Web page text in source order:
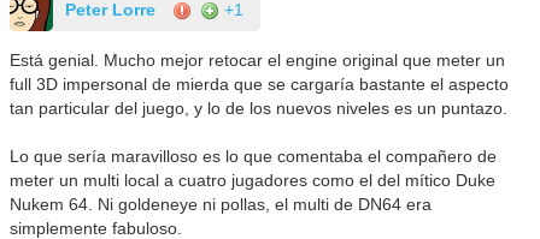
Peter Lorre +1
Está genial. Mucho mejor retocar el engine original que meter un
full 3D impersonal de mierda que se cargaría bastante el aspecto
tan particular del juego, y lo de los nuevos niveles es un puntazo.
Lo que sería maravilloso es lo que comentaba el compañero de
meter un multi local a cuatro jugadores como el del mítico Duke
Nukem 64. Ni goldeneye ni pollas, el multi de DN64 era
simplemente fabuloso.